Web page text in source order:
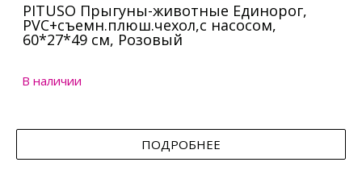
PITUSO Прыгуны-животные Единорог,
PVC+съемн.плюш.чехол,с насосом,
60*27*49 см, Розовый
В наличии
ПОДРОБНЕЕ